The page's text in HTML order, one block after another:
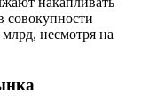
несмотря на